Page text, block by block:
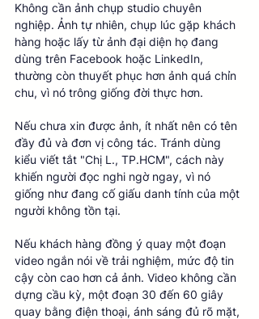
Không cần ảnh chụp studio chuyên
nghiệp. Ảnh tự nhiên, chụp lúc gặp khách
hàng hoặc lấy từ ảnh đại diện họ đang
dùng trên Facebook hoặc LinkedIn,
thường còn thuyết phục hơn ảnh quá chỉn
chu, vì nó trông giống đời thực hơn.
Nếu chưa xin được ảnh, ít nhất nên có tên
đầy đủ và đơn vị công tác. Tránh dùng
kiểu viết tắt "Chị L., TP.HCM", cách này
khiến người đọc nghi ngờ ngay, vì nó
giống như đang cố giấu danh tính của một
người không tồn tại.
Nếu khách hàng đồng ý quay một đoạn
video ngắn nói về trải nghiệm, mức độ tin
cậy còn cao hơn cả ảnh. Video không cần
dựng cầu kỳ, một đoạn 30 đến 60 giây
quay bằng điện thoại, ánh sáng đủ rõ mặt,